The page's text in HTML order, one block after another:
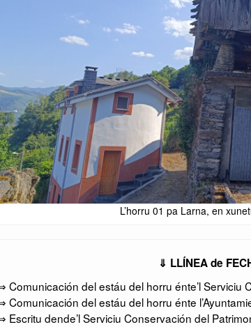
L’horru 01 pa Larna, en
⇓ LLÍNEA de
Comunicación del estáu del horru énte’l Serviciu
Comunicación del estáu del horru énte
Escritu dende’l Serviciu Conservación del